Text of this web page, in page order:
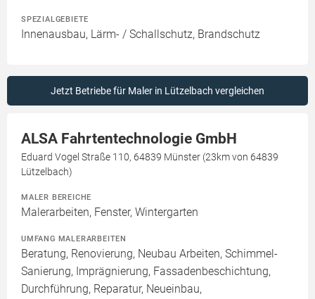
SPEZIALGEBIETE
Innenausbau, Lärm- / Schallschutz, Brandschutz
Jetzt Betriebe für Maler in Lützelbach vergleichen
ALSA Fahrtentechnologie GmbH
Eduard Vogel Straße 110, 64839 Münster (23km von 64839
Lützelbach)
MALER BEREICHE
Malerarbeiten, Fenster, Wintergarten
UMFANG MALERARBEITEN
Beratung, Renovierung, Neubau Arbeiten, Schimmel-
Sanierung, Imprägnierung, Fassadenbeschichtung,
Durchführung, Reparatur, Neueinbau,